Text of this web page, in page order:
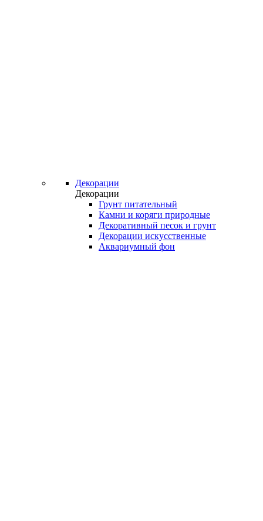
Декорации
Декорации
Грунт питательный
Камни и коряги природные
Декоративный песок и грунт
Декорации искусственные
Аквариумный фон